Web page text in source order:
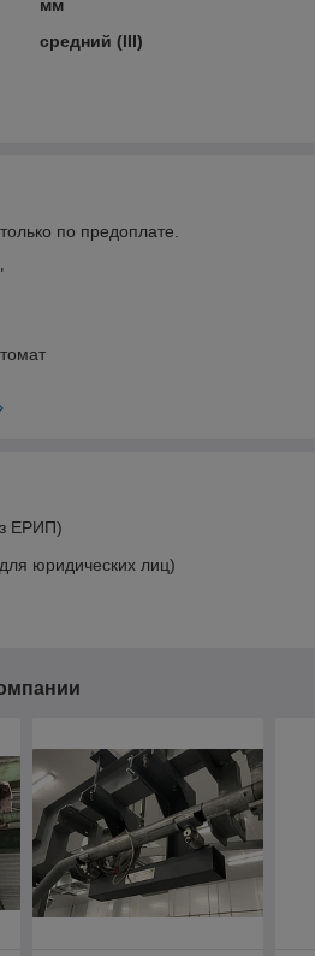
мм
средний (III)
по предоплате.
ЕРИП)
юридических лиц)